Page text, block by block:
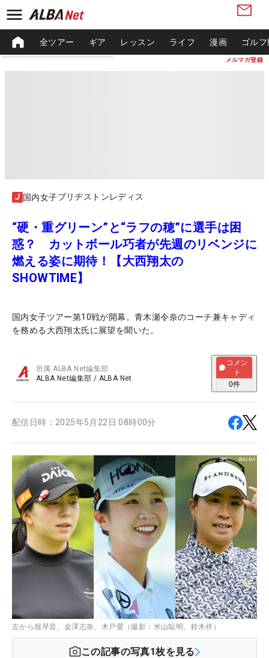
メルマガ登録
全ツアー ギア レッスン ライフ 漫画 ゴル
国内女子ブリヂストンレディス
“硬・重グリーン”と“ラフの穂”に選手は困
惑？ カットボール巧者が先週のリベンジに
燃える姿に期待！【大西翔太の
SHOWTIME】
国内女子ツアー第10戦が開幕。青木瀬令奈のコーチ兼キャディ
を務める大西翔太氏に展望を聞いた。
所属ALBA Net編集部
ALBA Net編集部 / ALBA Net
コメン
ト
0件
配信日時： 2025年5月22日 08時00分
左から堀琴音、金澤志奈、木戸愛（撮影：米山聡明、鈴木祥）
この記事の写真1枚を見る